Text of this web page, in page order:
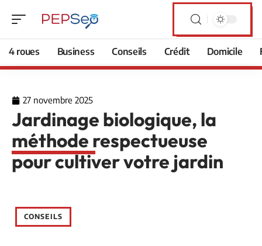
4 roues Business Conseils Crédit Domicile
27 novembre 2025
Jardinage biologique, la
méthode respectueuse
pour cultiver votre jardin
CONSEILS